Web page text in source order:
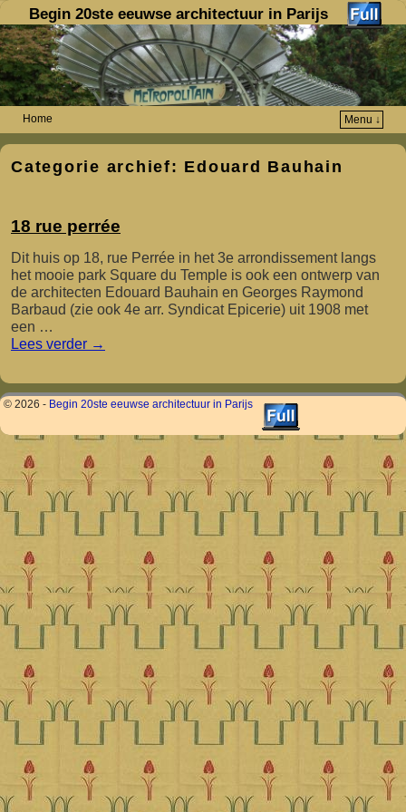
Begin 20ste eeuwse architectuur in Parijs
Home
Menu ↓
Spring naar de primaire inhoud
Spring naar de secundaire inhoud
Categorie archief: Edouard Bauhain
18 rue perrée
Dit huis op 18, rue Perrée in het 3e arrondissement langs
het mooie park Square du Temple is ook een ontwerp van
de architecten Edouard Bauhain en Georges Raymond
Barbaud (zie ook 4e arr. Syndicat Epicerie) uit 1908 met
een …
Lees verder →
© 2026 - Begin 20ste eeuwse architectuur in Parijs